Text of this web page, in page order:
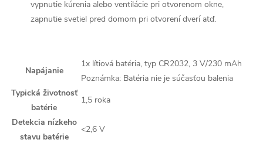
vypnutie kúrenia alebo ventilácie pri otvorenom okne,
zapnutie svetiel pred domom pri otvorení dverí atď.
Napájanie
1x lítiová batéria, typ CR2032, 3 V/230 mAh
Poznámka: Batéria nie je súčasťou balenia
Typická životnosť
batérie
1,5 roka
Detekcia nízkeho
stavu batérie
<2,6 V